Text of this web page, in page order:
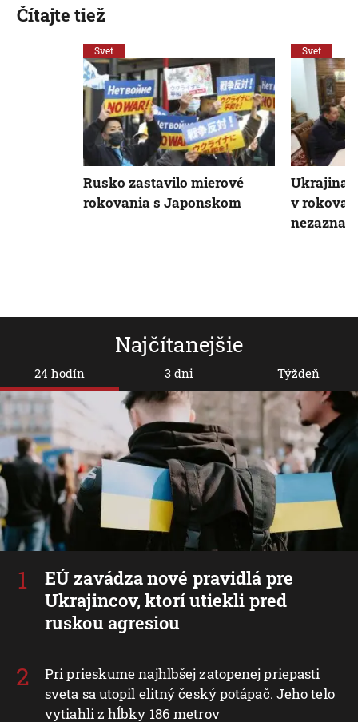
Najčítanejšie
24 hodín
EÚ zavádza nové pravidlá pre
Ukrajincov, ktorí utiekli pred
ruskou agresiou
Pri prieskume najhlbšej zatopenej priepasti
sveta sa utopil elitný český potápač. Jeho telo
vytiahli z hĺbky 186 metrov
3 dni Týždeň
Čítajte tiež
Svet
Rusko zastavilo mierové
rokovania s Japonskom
Svet
Ukrajina
v